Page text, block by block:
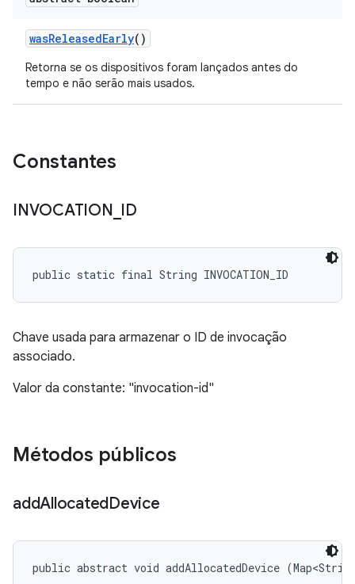
wasReleasedEarly()
Retorna se os dispositivos foram lançados antes do
tempo e não serão mais usados.
Constantes
INVOCATION ID
public static final String INVOCATION_ID
Chave usada para armazenar o ID de invocação
associado.
Valor da constante: "invocation-id"
Métodos públicos
addAllocatedDevice
public abstract void addAllocatedDevice